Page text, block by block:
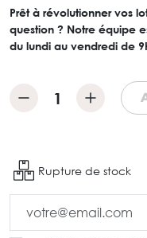
Prêt à révolutionner vos
question ? Notre équipe
du lundi au vendredi de
Rupture de stock